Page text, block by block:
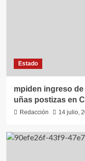
Estado
mpiden ingreso
uñas postizas en
Redacción 14 julio,